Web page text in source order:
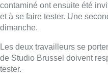
contaminé ont ensuite été
et à se faire tester. Une
dimanche.
Les deux travailleurs se
de Studio Brussel doivent
tester.